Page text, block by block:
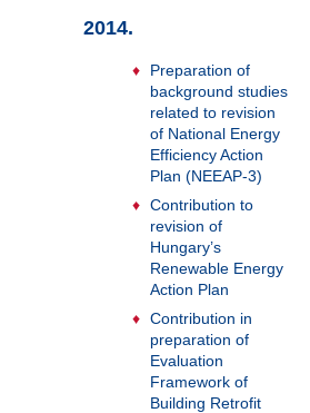
2014.
Preparation of
background studies
related to revision
of National Energy
Efficiency Action
Plan (NEEAP-3)
Contribution to
revision of
Hungary’s
Renewable Energy
Action Plan
Contribution in
preparation of
Evaluation
Framework of
Building Retrofit